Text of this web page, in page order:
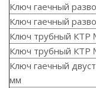
Ключ гаечный
Ключ гаечный
Ключ трубный КТР
Ключ трубный КТР
Ключ гаечный
мм